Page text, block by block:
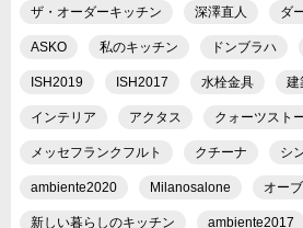
ザ・オーダーキッチン 深澤直人 ダ
ASKO 私のキッチン ドンブラハ
ISH2019 ISH2017 水栓金具 建
インテリア アクタス クォーツスト
メッセフランクフルト クチーナ シ
ambiente2020 Milanosalone オー
新しい暮らしのキッチン ambiente2017